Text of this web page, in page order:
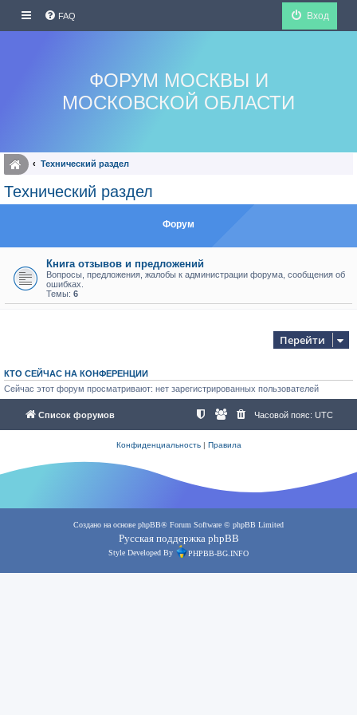
FAQ Вход
ФОРУМ МОСКВЫ И
МОСКОВСКОЙ ОБЛАСТИ
Технический раздел
Технический раздел
Форум
Книга отзывов и предложений
Вопросы, предложения, жалобы к администрации форума, сообщения об
ошибках.
Темы: 6
Перейти
КТО СЕЙЧАС НА КОНФЕРЕНЦИИ
Сейчас этот форум просматривают: нет зарегистрированных пользователей
Список форумов Часовой пояс: UTC
Конфиденциальность| Правила
Создано на основе phpBB® Forum Software © phpBB Limited
Русская поддержка phpBB
Style Developed By PHPBB-BG.INFO